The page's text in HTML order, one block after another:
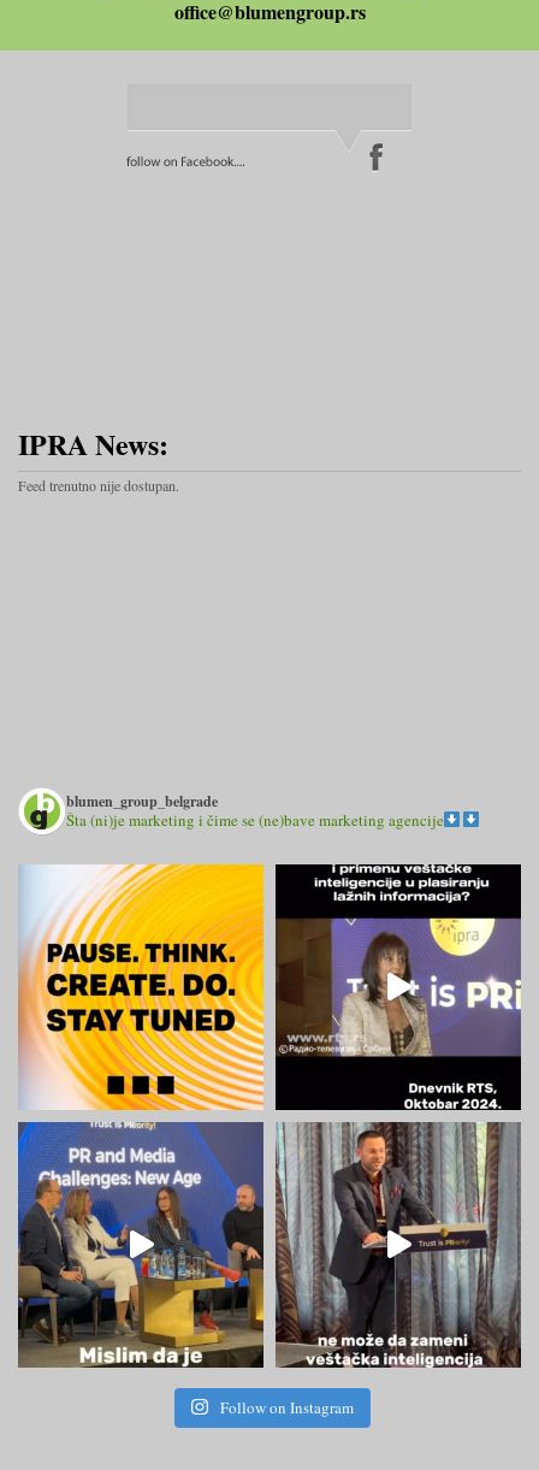
office@blumengroup.rs
IPRA News:
Feed trenutno nije dostupan.
blumen_group_belgrade
Šta (ni)je marketing i čime se (ne)bave marketing agencije
Follow on Instagram